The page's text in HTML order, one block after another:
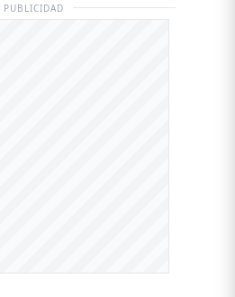
PUBLICIDAD